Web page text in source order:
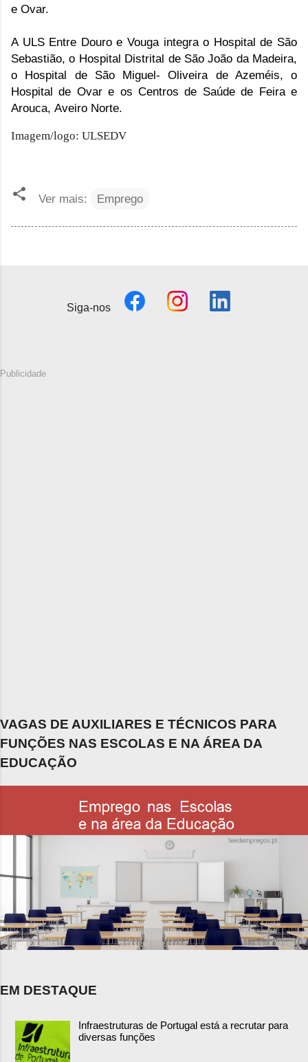
e Ovar.
A ULS Entre Douro e Vouga integra o Hospital de São
Sebastião, o Hospital Distrital de São João da Madeira,
o Hospital de São Miguel- Oliveira de Azeméis, o
Hospital de Ovar e os Centros de Saúde de Feira e
Arouca, Aveiro Norte.
Imagem/logo: ULSEDV
Ver mais: Emprego
Siga-nos
Publicidade
VAGAS DE AUXILIARES E TÉCNICOS PARA
FUNÇÕES NAS ESCOLAS E NA ÁREA DA
EDUCAÇÃO
EM DESTAQUE
Infraestruturas de Portugal está a recrutar para
diversas funções